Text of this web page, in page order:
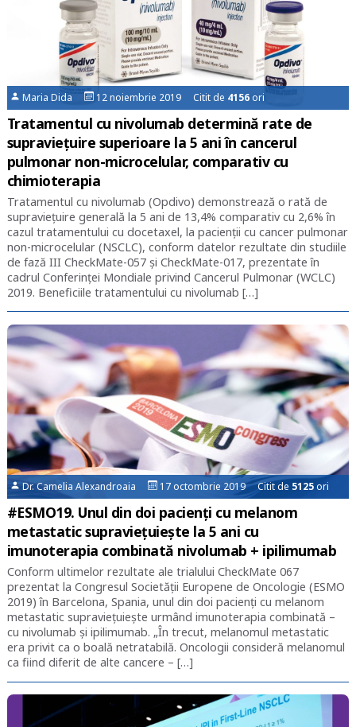
Maria Dida 12 noiembrie 2019 Citit de 4156 ori
Tratamentul cu nivolumab determină rate de
supraviețuire superioare la 5 ani în cancerul
pulmonar non-microcelular, comparativ cu
chimioterapia
Tratamentul cu nivolumab (Opdivo) demonstrează o rată de
supraviețuire generală la 5 ani de 13,4% comparativ cu 2,6% în
cazul tratamentului cu docetaxel, la pacienții cu cancer pulmonar
non-microcelular (NSCLC), conform datelor rezultate din studiile
de fază III CheckMate-057 și CheckMate-017, prezentate în
cadrul Conferinței Mondiale privind Cancerul Pulmonar (WCLC)
2019. Beneficiile tratamentului cu nivolumab […]
Dr. Camelia Alexandroaia 17 octombrie 2019 Citit de 5125ori
#ESMO19. Unul din doi pacienţi cu melanom
metastatic supraviețuiește la 5 ani cu
imunoterapia combinată nivolumab + ipilimumab
Conform ultimelor rezultate ale trialului CheckMate 067
prezentat la Congresul Societății Europene de Oncologie (ESMO
2019) în Barcelona, Spania, unul din doi pacienţi cu melanom
metastatic supravieţuieşte urmând imunoterapia combinată –
cu nivolumab şi ipilimumab. „În trecut, melanomul metastatic
era privit ca o boală netratabilă. Oncologii consideră melanomul
ca fiind diferit de alte cancere – […]